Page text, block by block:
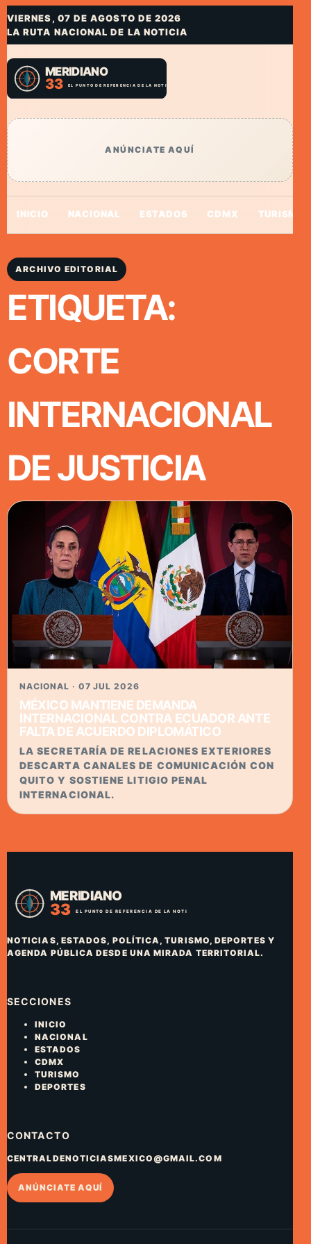
VIERNES, 07 DE AGOSTO DE 2026
LA RUTA NACIONAL DE LA NOTICIA
ANÚNCIATE AQUÍ
INICIO NACIONAL ESTADOS CDMX TURISMO
ARCHIVO EDITORIAL
ETIQUETA:
CORTE
INTERNACIONAL
DE JUSTICIA
NACIONAL · 07 JUL 2026
MÉXICO MANTIENE DEMANDA
INTERNACIONAL CONTRA ECUADOR ANTE
FALTA DE ACUERDO DIPLOMÁTICO
LA SECRETARÍA DE RELACIONES EXTERIORES
DESCARTA CANALES DE COMUNICACIÓN CON
QUITO Y SOSTIENE LITIGIO PENAL
INTERNACIONAL.
NOTICIAS, ESTADOS, POLÍTICA, TURISMO, DEPORTES Y
AGENDA PÚBLICA DESDE UNA MIRADA TERRITORIAL.
SECCIONES
INICIO
NACIONAL
ESTADOS
CDMX
TURISMO
DEPORTES
CONTACTO
CENTRALDENOTICIASMEXICO@GMAIL.COM
ANÚNCIATE AQUÍ